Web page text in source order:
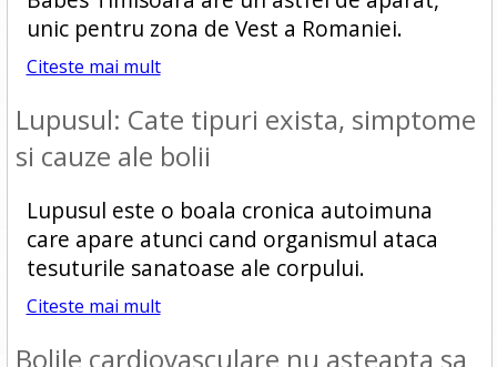
unic pentru zona de Vest a Romaniei.
Citeste mai mult
Lupusul: Cate tipuri exista, simptome
si cauze ale bolii
Lupusul este o boala cronica autoimuna
care apare atunci cand organismul ataca
tesuturile sanatoase ale corpului.
Citeste mai mult
Bolile cardiovasculare nu asteapta sa